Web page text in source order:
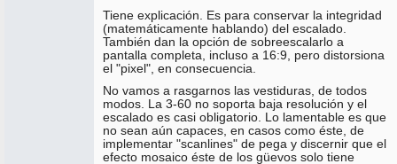
Tiene explicación. Es para conservar la integridad
(matemáticamente hablando) del escalado.
También dan la opción de sobreescalarlo a
pantalla completa, incluso a 16:9, pero distorsiona
el "pixel", en consecuencia.
No vamos a rasgarnos las vestiduras, de todos
modos. La 3-60 no soporta baja resolución y el
escalado es casi obligatorio. Lo lamentable es que
no sean aún capaces, en casos como éste, de
implementar "scanlines" de pega y discernir que el
efecto mosaico éste de los güevos solo tiene